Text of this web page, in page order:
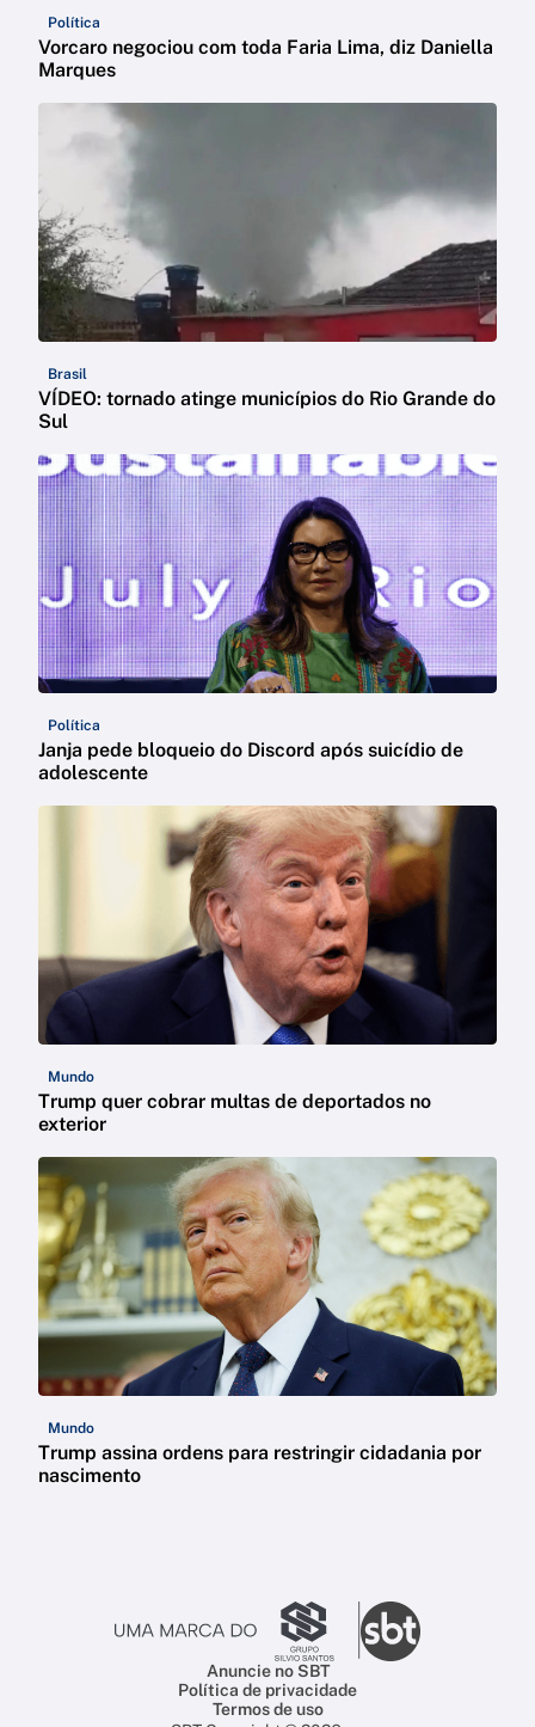
Política
Vorcaro negociou com toda Faria Lima, diz Daniella
Marques
Brasil
VÍDEO: tornado atinge municípios do Rio Grande do
Sul
Política
Janja pede bloqueio do Discord após suicídio de
adolescente
Mundo
Trump quer cobrar multas de deportados no
exterior
Mundo
Trump assina ordens para restringir cidadania por
nascimento
Anuncie no SBT
Política de privacidade
Termos de uso